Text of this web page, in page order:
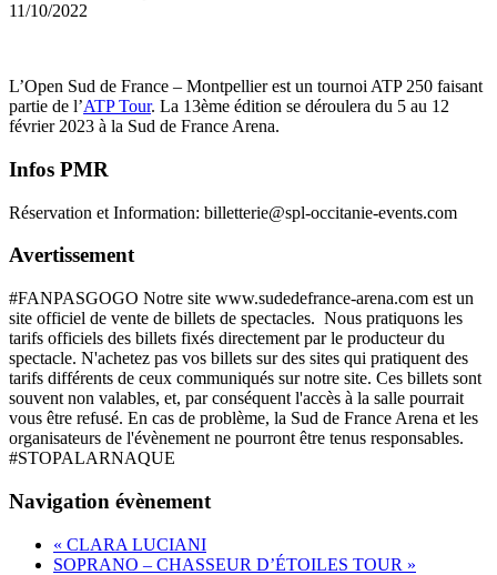
11/10/2022
L’Open Sud de France – Montpellier est un tournoi ATP 250 faisant
partie de l’ATP Tour. La 13ème édition se déroulera du 5 au 12
février 2023 à la Sud de France Arena.
Infos PMR
Réservation et Information: billetterie@spl-occitanie-events.com
Avertissement
#FANPASGOGO Notre site www.sudedefrance-arena.com est un
site officiel de vente de billets de spectacles. Nous pratiquons les
tarifs officiels des billets fixés directement par le producteur du
spectacle. N'achetez pas vos billets sur des sites qui pratiquent des
tarifs différents de ceux communiqués sur notre site. Ces billets sont
souvent non valables, et, par conséquent l'accès à la salle pourrait
vous être refusé. En cas de problème, la Sud de France Arena et les
organisateurs de l'évènement ne pourront être tenus responsables.
#STOPALARNAQUE
Navigation évènement
« CLARA LUCIANI
SOPRANO – CHASSEUR D’ÉTOILES TOUR »